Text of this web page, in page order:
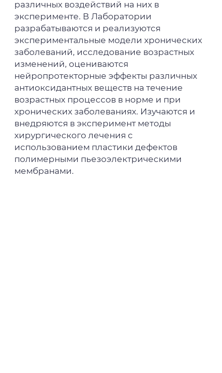
различных воздействий на них в
эксперименте. В Лаборатории
разрабатываются и реализуются
экспериментальные модели хронических
заболеваний, исследование возрастных
изменений, оцениваются
нейропротекторные эффекты различных
антиоксидантных веществ на течение
возрастных процессов в норме и при
хронических заболеваниях. Изучаются и
внедряются в эксперимент методы
хирургического лечения с
использованием пластики дефектов
полимерными пьезоэлектрическими
мембранами.